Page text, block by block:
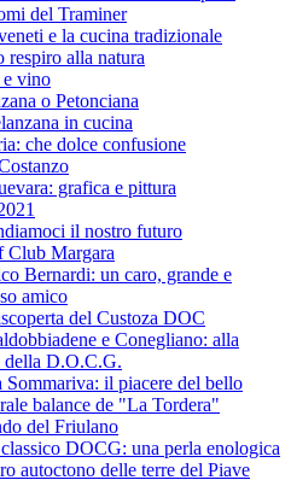
del Traminer
e la cucina tradizionale
respiro alla natura
vino
o Petonciana
in cucina
che dolce confusione
grafica e pittura
il nostro futuro
Club Margara
Bernardi: un caro, grande e
amico
del Custoza DOC
e Conegliano: alla
della D.O.C.G.
Sommariva: il piacere del bello
balance de "La Tordera"
del Friulano
DOCG: una perla enologica
autoctono delle terre del Piave